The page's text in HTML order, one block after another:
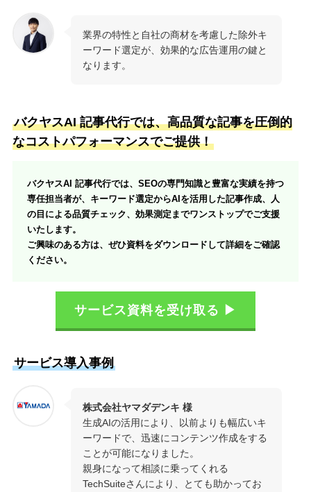
業界の特性と自社の商材を考慮した除外キ
ーワード選定が、効果的な広告運用の鍵と
なります。
バクヤスAI 記事代行では、高品質な記事を圧倒的
なコストパフォーマンスでご提供！
バクヤスAI 記事代行では、SEOの専門知識と豊富な実績を持つ
専任担当者が、キーワード選定からAIを活用した記事作成、人
の目による品質チェック、効果測定までワンストップでご支援
いたします。
ご興味のある方は、ぜひ資料をダウンロードして詳細をご確認
ください。
サービス資料を受け取る ▶
サービス導入事例
株式会社ヤマダデンキ 様
生成AIの活用により、以前よりも幅広いキ
ーワードで、迅速にコンテンツ作成をする
ことが可能になりました。
親身になって相談に乗ってくれる
TechSuiteさんにより、とても助かってお